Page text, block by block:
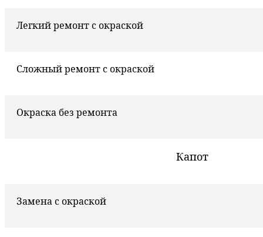
Легкий ремонт с окраской
Сложный ремонт с окраской
Окраска без ремонта
Капот
Замена с окраской